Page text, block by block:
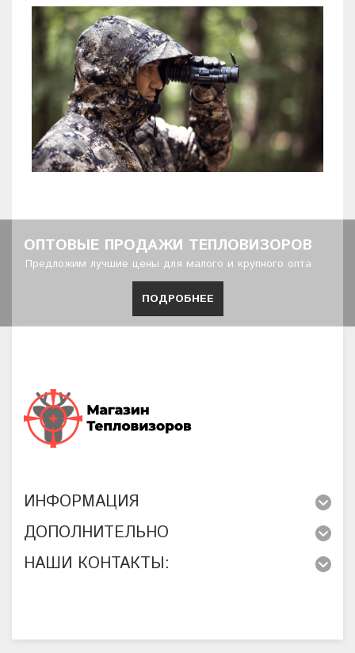
ОПТОВЫЕ ПРОДАЖИ ТЕПЛОВИЗОРОВ
Предложим лучшие цены для малого и крупного опта
ПОДРОБНЕЕ
ИНФОРМАЦИЯ
ДОПОЛНИТЕЛЬНО
НАШИ КОНТАКТЫ: